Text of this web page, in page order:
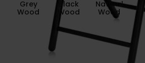
Grey
Wood
Black
Wood
Natural
Wood
zł 699.00